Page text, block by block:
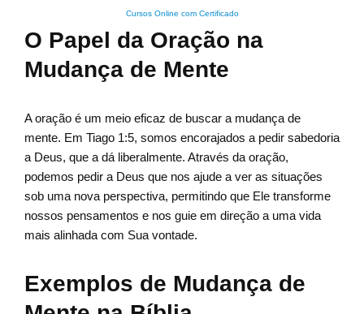
Cursos Online com Certificado
O Papel da Oração na
Mudança de Mente
A oração é um meio eficaz de buscar a mudança de
mente. Em Tiago 1:5, somos encorajados a pedir sabedoria
a Deus, que a dá liberalmente. Através da oração,
podemos pedir a Deus que nos ajude a ver as situações
sob uma nova perspectiva, permitindo que Ele transforme
nossos pensamentos e nos guie em direção a uma vida
mais alinhada com Sua vontade.
Exemplos de Mudança de